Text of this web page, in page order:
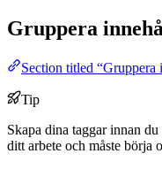
Gruppera
Section titled “Gruppera
Tip
Skapa dina taggar innan
ditt arbete och måste börja